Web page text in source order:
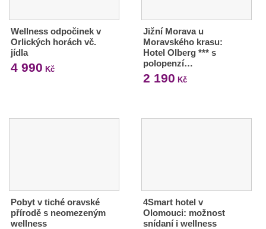
Wellness odpočinek v
Orlických horách vč.
jídla
4 990 Kč
Jižní Morava u
Moravského krasu:
Hotel Olberg *** s
polopenzí…
2 190 Kč
Pobyt v tiché oravské
přírodě s neomezeným
wellness
4Smart hotel v
Olomouci: možnost
snídaní i wellness